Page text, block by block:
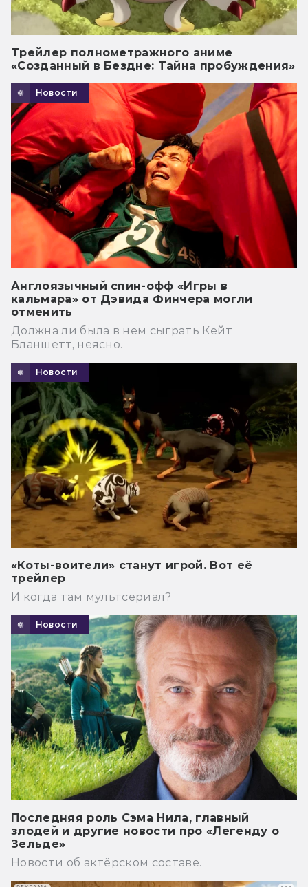
Трейлер полнометражного аниме
«Созданный в Бездне: Тайна пробуждения»
Новости
Англоязычный спин-офф «Игры в
кальмара» от Дэвида Финчера могли
отменить
Должна ли была в нем сыграть Кейт
Бланшетт, неясно.
Новости
«Коты-воители» станут игрой. Вот её
трейлер
И когда там мультсериал?
Новости
Последняя роль Сэма Нила, главный
злодей и другие новости про «Легенду о
Зельде»
Новости об актёрском составе.